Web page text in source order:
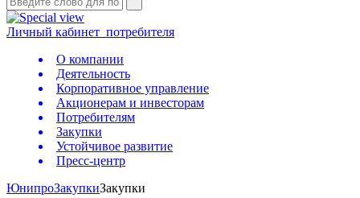
Личный кабинет потребителя
О компании
Деятельность
Корпоративное управление
Акционерам и инвесторам
Потребителям
Закупки
Устойчивое развитие
Пресс-центр
ЮнипроЗакупкиЗакупки